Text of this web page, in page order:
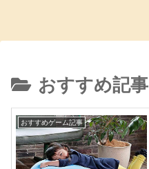
おすすめ記事
おすすめゲーム記事